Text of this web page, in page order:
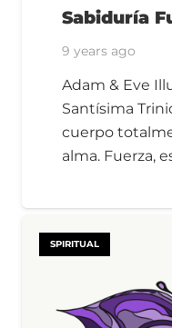
Sabiduría
9 years ago
Adam & Eve
Santísima
cuerpo
alma. Fuerza,
SPIRITUAL